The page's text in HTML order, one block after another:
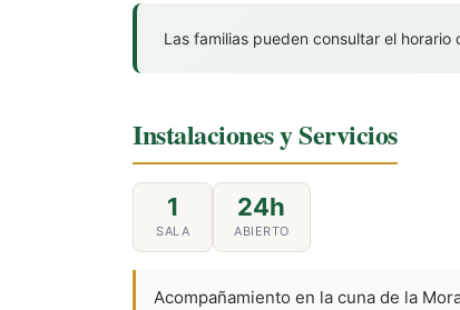
Las familias pueden consultar el
Instalaciones y Servicios
1
SALA
24h
ABIERTO
Acompañamiento en la cuna de la